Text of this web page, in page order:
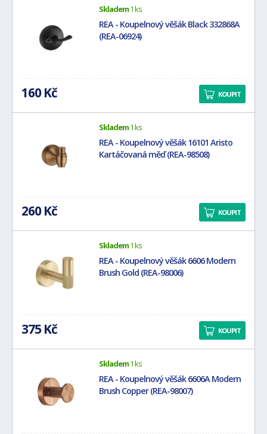
Skladem1 ks
REA - Koupelnový věšák Black 332868A
(REA-06924)
160 Kč KOUPIT
Skladem1 ks
REA - Koupelnový věšák 16101 Aristo
Kartáčovaná měď (REA-98508)
260 Kč KOUPIT
Skladem1 ks
REA - Koupelnový věšák 6606 Modern
Brush Gold (REA-98006)
375 Kč KOUPIT
Skladem1 ks
REA - Koupelnový věšák 6606A Modern
Brush Copper (REA-98007)